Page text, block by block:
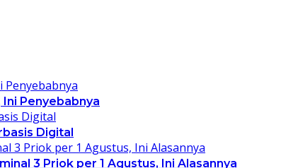
Penyebabnya
Digital
3 Priok per 1 Agustus, Ini Alasannya